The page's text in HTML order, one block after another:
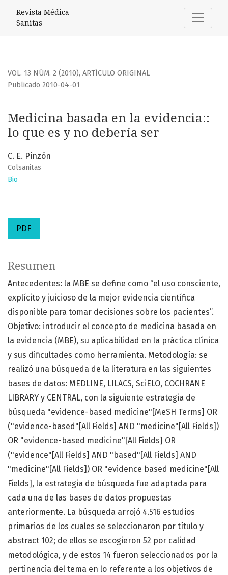
Revista Médica
Sanitas
VOL. 13 NÚM. 2 (2010), ARTÍCULO ORIGINAL
Medicina basada en la evidencia::
lo que es y no debería ser
Publicado 2010-04-01
C. E. Pinzón
Colsanitas
Bio
PDF
Resumen
Antecedentes: la MBE se define como “el uso consciente,
explícito y juicioso de la mejor evidencia científica
disponible para tomar decisiones sobre los pacientes”.
Objetivo: introducir el concepto de medicina basada en
la evidencia (MBE), su aplicabilidad en la práctica clínica
y sus dificultades como herramienta. Metodología: se
realizó una búsqueda de la literatura en las siguientes
bases de datos: MEDLINE, LILACS, SciELO, COCHRANE
LIBRARY y CENTRAL, con la siguiente estrategia de
búsqueda "evidence-based medicine"[MeSH Terms] OR
("evidence-based"[All Fields] AND "medicine"[All Fields])
OR "evidence-based medicine"[All Fields] OR
("evidence"[All Fields] AND "based"[All Fields] AND
"medicine"[All Fields]) OR "evidence based medicine"[All
Fields], la estrategia de búsqueda fue adaptada para
cada una de las bases de datos propuestas
anteriormente. La búsqueda arrojó 4.516 estudios
primarios de los cuales se seleccionaron por título y
abstract 102; de ellos se escogieron 52 por calidad
metodológica, y de estos 14 fueron seleccionados por la
pertinencia del tema en lo referente a los objetivos de